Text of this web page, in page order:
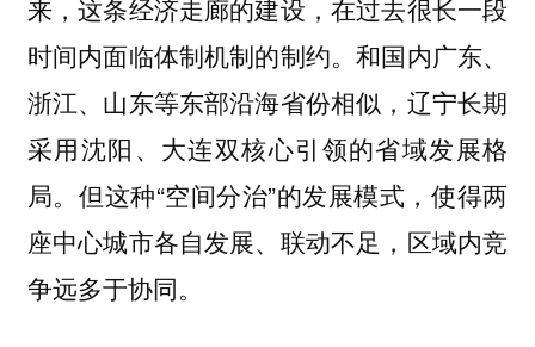
来，这条经济走廊的建设，在过去很长一段
时间内面临体制机制的制约。和国内广东、
浙江、山东等东部沿海省份相似，辽宁长期
采用沈阳、大连双核心引领的省域发展格
局。但这种“空间分治”的发展模式，使得两
座中心城市各自发展、联动不足，区域内竞
争远多于协同。